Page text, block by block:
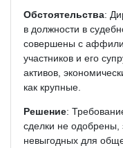
Обстоятельства:
в должности в
совершены с
участников и его
активов,
как крупные.
Решение:
сделки не
невыгодных для